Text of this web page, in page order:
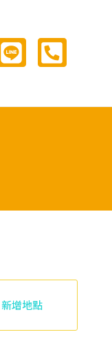
新增地點